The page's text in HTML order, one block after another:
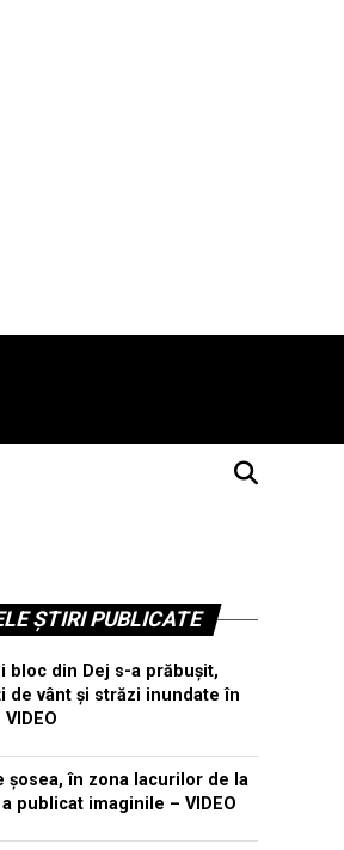
ȘTIRI PUBLICATE
bloc din Dej s-a prăbușit,
de vânt și străzi inundate în
șosea, în zona lacurilor de la
publicat imaginile – VIDEO